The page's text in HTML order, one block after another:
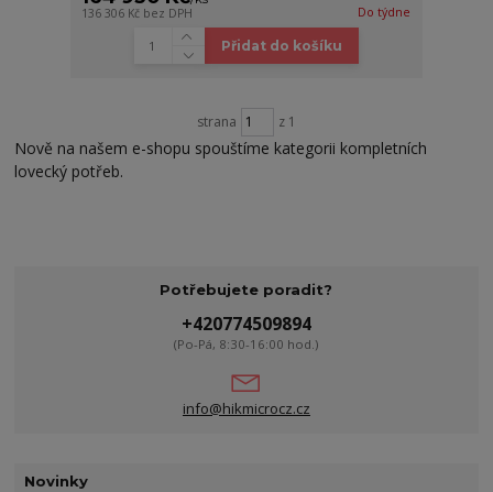
136 306 Kč bez DPH Do týdne
Přidat do košíku
strana z 1
Nově na našem e-shopu spouštíme kategorii kompletních
lovecký potřeb.
Potřebujete poradit?
+420774509894
(Po-Pá, 8:30-16:00 hod.)
info@hikmicrocz.cz
Novinky